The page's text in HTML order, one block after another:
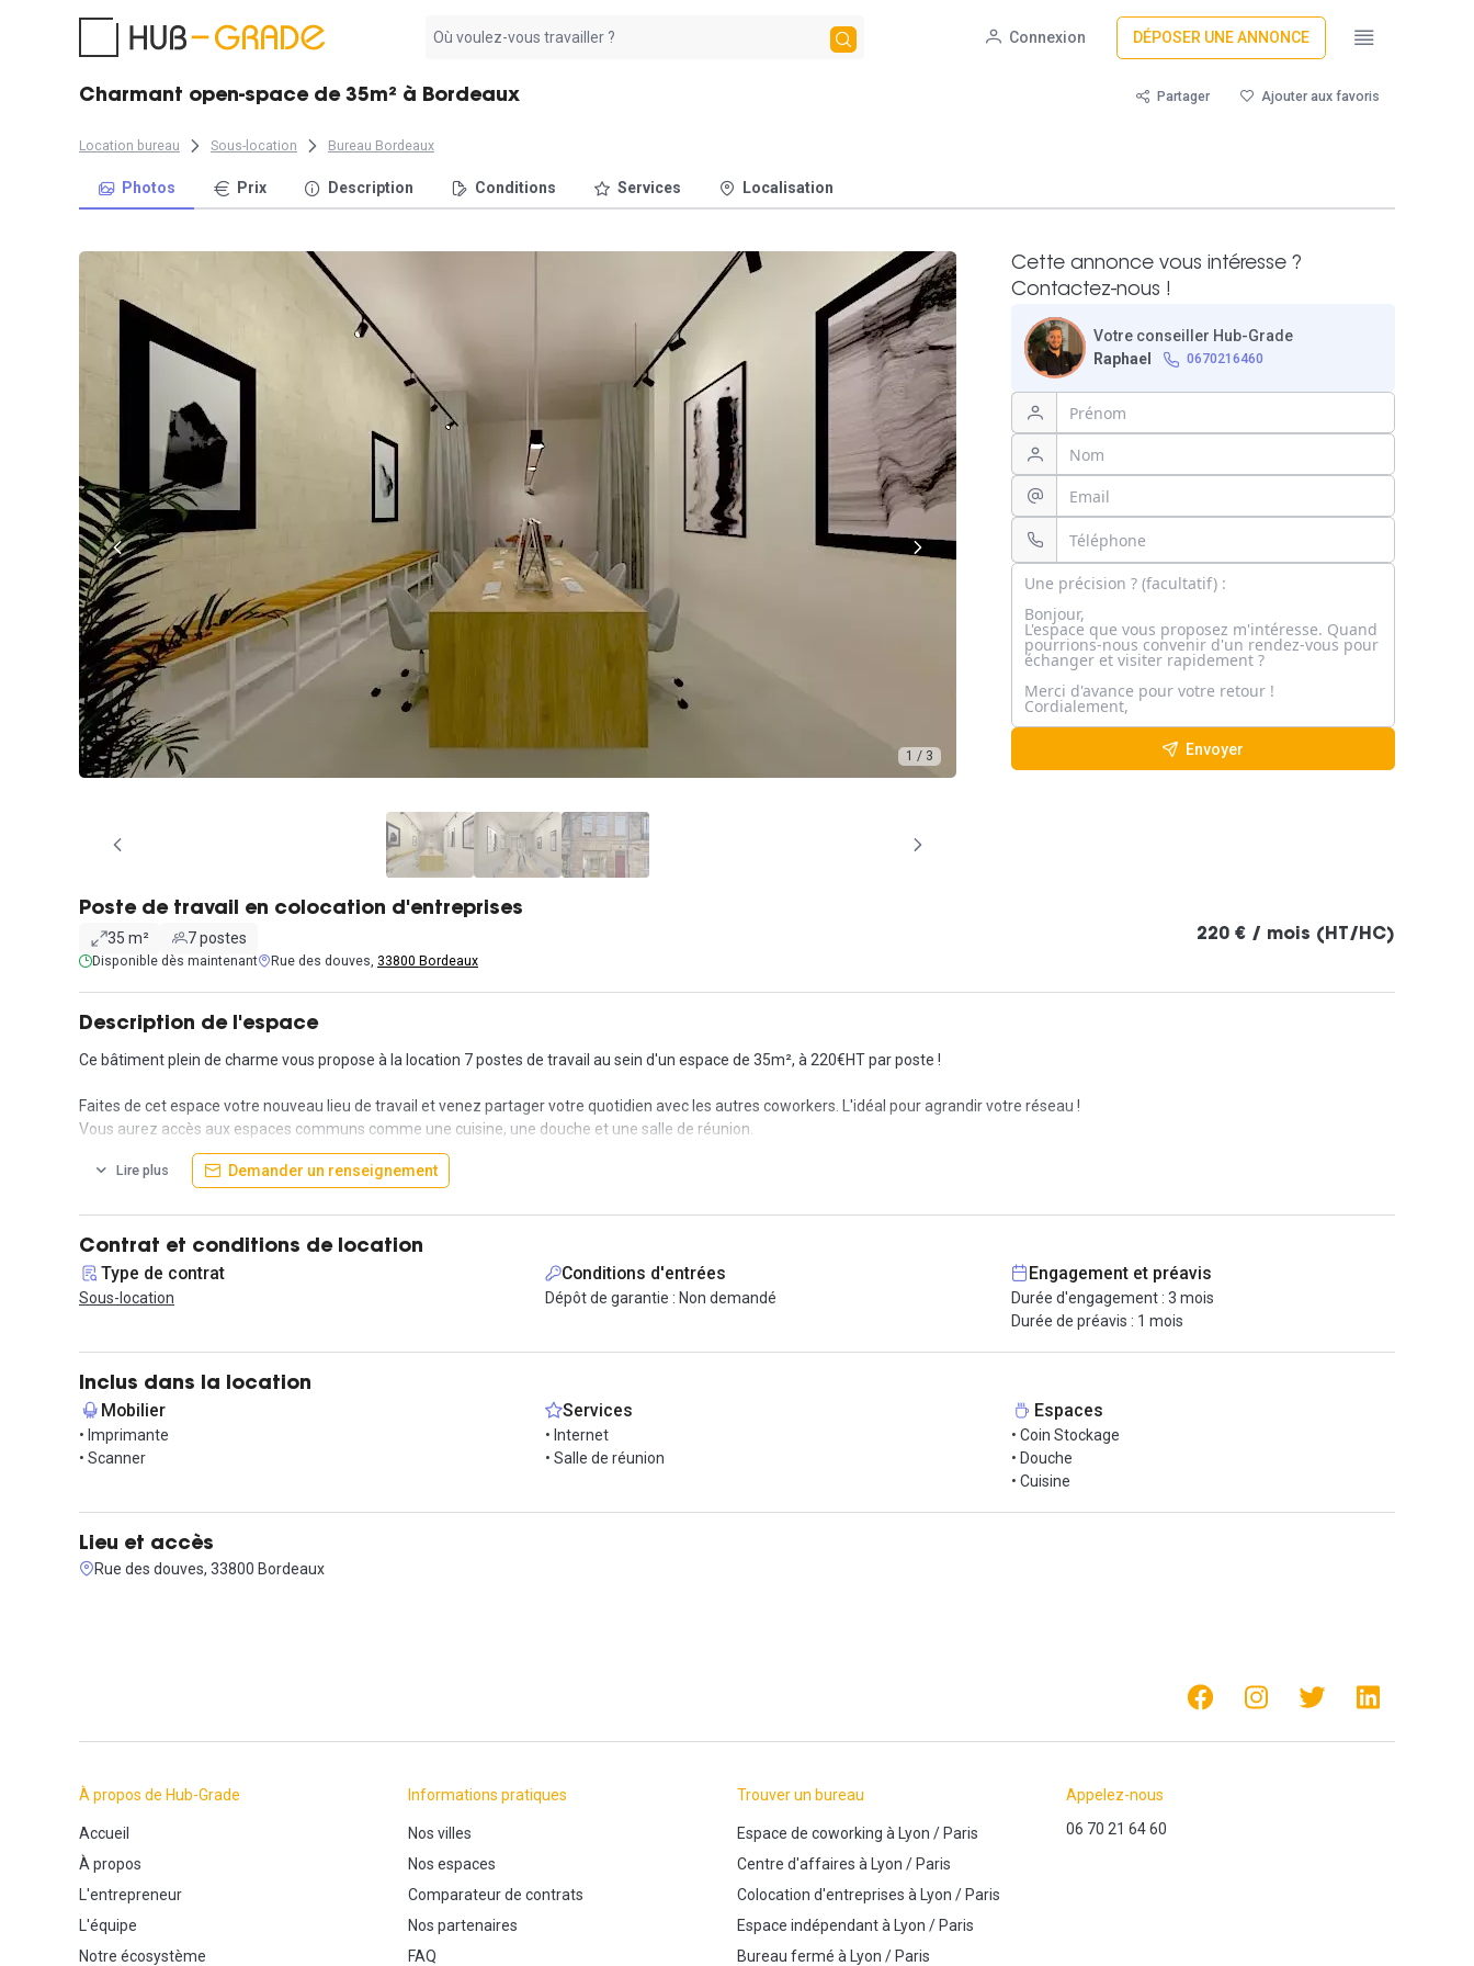
résultat
Connexion DÉPOSER UNE ANNONCE
Charmant open-space de 35m² à Bordeaux Partager Ajouter aux favoris
Location bureau Sous-location Bureau Bordeaux
Photos Prix Description Conditions Services Localisation
1 / 3
Cette annonce vous intéresse ?
Contactez-nous !
Votre conseiller Hub-Grade
Raphael
0670216460
Envoyer
Poste de travail en colocation d'entreprises
35 m² 7 postes
Disponible dès maintenant Rue des douves, 33800 Bordeaux
220 € / mois (HT/HC)
Description de l'espace
Ce bâtiment plein de charme vous propose à la location 7 postes de travail au sein d'un espace de 35m², à 220€HT par poste !
Faites de cet espace votre nouveau lieu de travail et venez partager votre quotidien avec les autres coworkers. L'idéal pour agrandir votre réseau !
Vous aurez accès aux espaces communs comme une cuisine, une douche et une salle de réunion.
Situé à Bordeaux proche de la gare, vous pourrez profiter de la facilité d'accès aux transports en commun ainsi que de nombreux restaurants et commerces.
N'hésitez plus, venez vite visiter ce cocon !
Lire plus Demander un renseignement
Contrat et conditions de location
Type de contrat
Sous-location
Conditions d'entrées
Dépôt de garantie : Non demandé
Engagement et préavis
Durée d'engagement : 3 mois
Durée de préavis : 1 mois
Inclus dans la location
Mobilier
• Imprimante
• Scanner
Services
• Internet
• Salle de réunion
Espaces
• Coin Stockage
• Douche
• Cuisine
Lieu et accès
Rue des douves, 33800 Bordeaux
À propos de Hub-Grade
Accueil
À propos
L'entrepreneur
L'équipe
Notre écosystème
Informations pratiques
Nos villes
Nos espaces
Comparateur de contrats
Nos partenaires
FAQ
Trouver un bureau
Espace de coworking à Lyon /Paris
Centre d'affaires à Lyon /Paris
Colocation d'entreprises à Lyon /Paris
Espace indépendantà Lyon /Paris
Bureau fermé à Lyon /Paris
Appelez-nous
06 70 21 64 60